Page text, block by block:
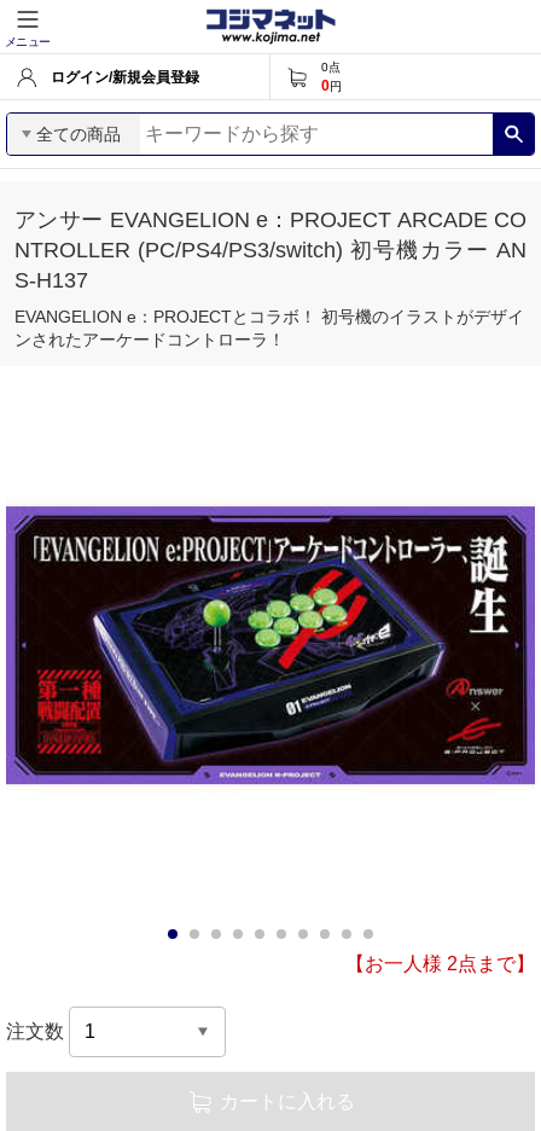
メニュー
ログイン/新規会員登録
0点
0円
全ての商品
アンサー EVANGELION e：PROJECT ARCADE CO
NTROLLER (PC/PS4/PS3/switch) 初号機カラー AN
S-H137
EVANGELION e：PROJECTとコラボ！ 初号機のイラストがデザイ
ンされたアーケードコントローラ！
【お一人様 2点まで】
注文数
カートに入れる